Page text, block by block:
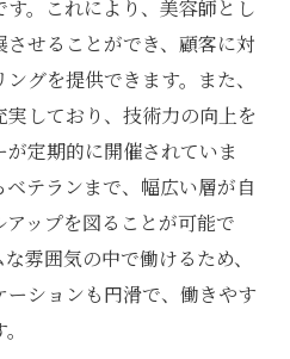
けるための自己分析法
境の特徴を知る
情報を活用した成功事例
思える求人の見つけ方
川越市今成の美容院求人
るための取り組み
に喜ばれるサービスとは
得るための美容師の心得
容院の求人情報を探る
。これにより、美容師とし
せることができ、顧客に対
グを提供できます。また、
しており、技術力の向上を
定期的に開催されていま
テランまで、幅広い層が自
ップを図ることが可能で
雰囲気の中で働けるため、
ションも円滑で、働きやす